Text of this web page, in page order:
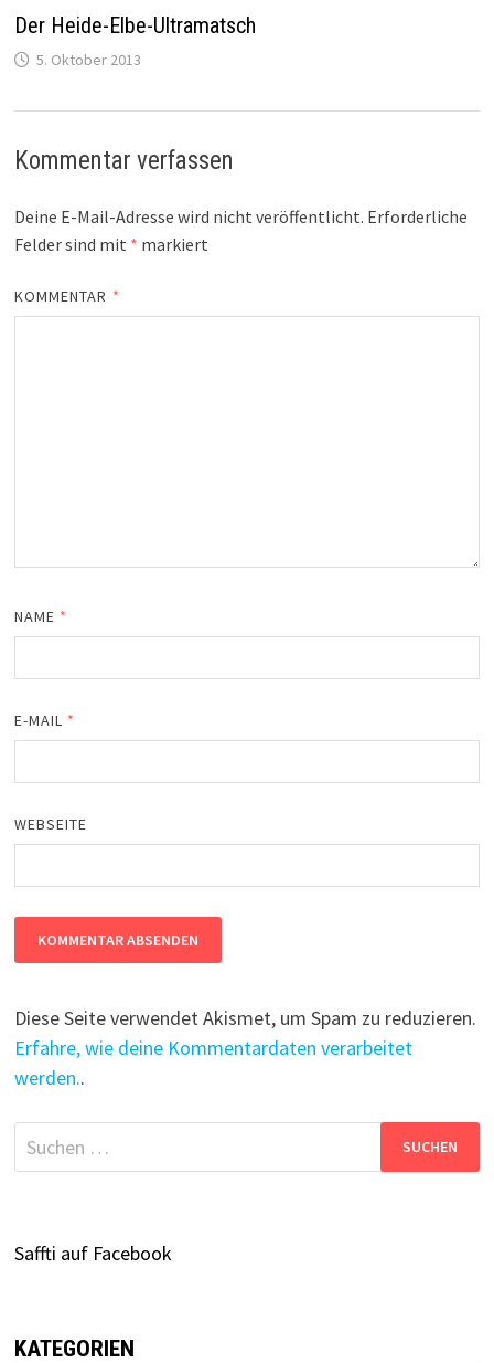
Der Heide-Elbe-Ultramatsch
5. Oktober 2013
Kommentar verfassen
Deine E-Mail-Adresse wird nicht veröffentlicht. Erforderliche
Felder sind mit * markiert
KOMMENTAR *
NAME *
E-MAIL *
WEBSEITE
Diese Seite verwendet Akismet, um Spam zu reduzieren.
Erfahre, wie deine Kommentardaten verarbeitet
werden..
Suchen
nach:
Saffti auf Facebook
KATEGORIEN